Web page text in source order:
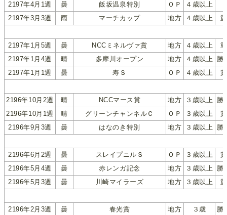
2197年4月1週
曇 飯坂温泉特別 ＯＰ ４歳以上
2197年3月3週
雨 マーチカップ 地方 ４歳以上
2197年1月5週 曇 NCCミネルヴァ賞 地方 ４歳以上
2197年1月4週
晴 多摩川オープン 地方 ４歳以上 勝
2197年1月1週
曇 寿Ｓ ＯＰ ４歳以上
2196年10月2週 晴 NCCマース賞 地方 ３歳以上 勝
2196年10月1週
晴 グリーンチャンネルＣ ＯＰ ３歳以上
2196年9月3週
曇 はなのき特別 地方 ３歳以上 勝
2196年6月2週 曇 スレイプニルＳ ＯＰ ３歳以上
2196年5月4週
曇 赤レンガ記念 地方 ３歳以上 勝
2196年5月3週
曇 川崎マイラーズ 地方 ３歳以上
2196年2月3週 曇 春光賞 地方 ３歳 勝